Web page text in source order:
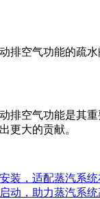
排空气功能的疏
排空气功能是其
更大的贡献。
装，适配蒸汽系统
动，助力蒸汽系